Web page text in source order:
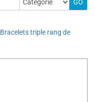
Bracelets triple rang de